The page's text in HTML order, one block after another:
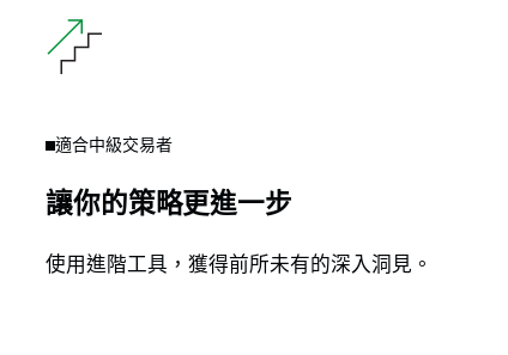
適合中級交易者
讓你的策略更進一步
使用進階工具，獲得前所未有的深入洞見。